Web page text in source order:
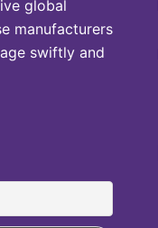
global
manufacturers
swiftly and